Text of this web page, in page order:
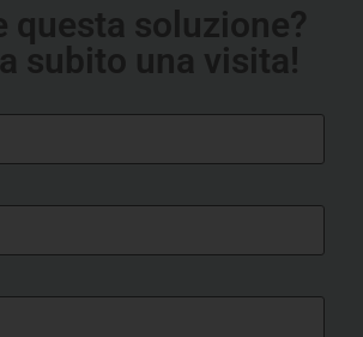
questa soluzione?
subito una visita!